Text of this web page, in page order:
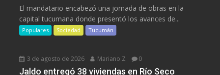
El mandatario encabezó una jornada de obras en la
capital tucumana donde presentó los avances de...
Populares Sociedad Tucumán
3 de agosto de 2026 Mariano Z 0
Jaldo entregó 38 viviendas en Río Seco